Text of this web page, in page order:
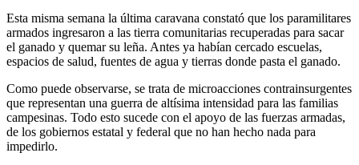
Esta misma semana la última caravana constató que los paramilitares
armados ingresaron a las tierra comunitarias recuperadas para sacar
el ganado y quemar su leña. Antes ya habían cercado escuelas,
espacios de salud, fuentes de agua y tierras donde pasta el ganado.
Como puede observarse, se trata de microacciones contrainsurgentes
que representan una guerra de altísima intensidad para las familias
campesinas. Todo esto sucede con el apoyo de las fuerzas armadas,
de los gobiernos estatal y federal que no han hecho nada para
impedirlo.